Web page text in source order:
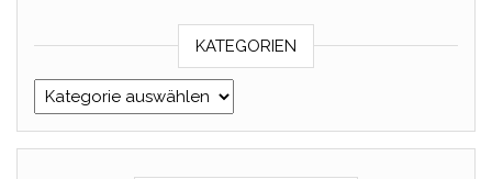
KATEGORIEN
Kategorien